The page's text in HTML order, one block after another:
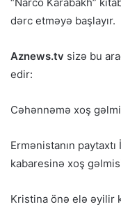
dərc etməyə başlayır.
Aznews.tv sizə bu
edir:
Cəhənnəmə xoş
Ermənistanın
kabaresinə xoş
Kristina önə elə əyilir